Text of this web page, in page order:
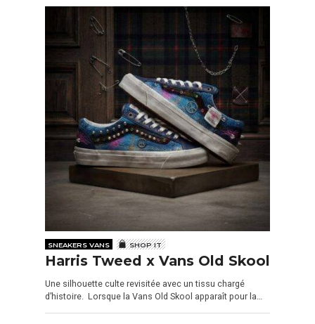
SNEAKERS VANS SHOP IT
Harris Tweed x Vans Old Skool
Une silhouette culte revisitée avec un tissu chargé
d’histoire. Lorsque la Vans Old Skool apparaît pour la…